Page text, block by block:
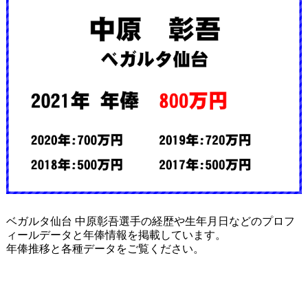
ベガルタ仙台 中原彰吾選手の経歴や生年月日などのプロフ
ィールデータと年俸情報を掲載しています。
年俸推移と各種データをご覧ください。